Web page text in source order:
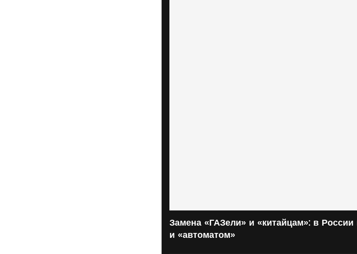
Замена «ГАЗели» и «китайцам»: в
и «автоматом»